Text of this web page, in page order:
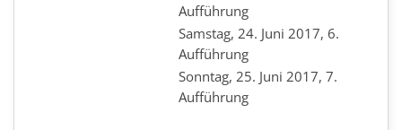
Aufführung
Samstag, 24. Juni 2017, 6.
Aufführung
Sonntag, 25. Juni 2017, 7.
Aufführung